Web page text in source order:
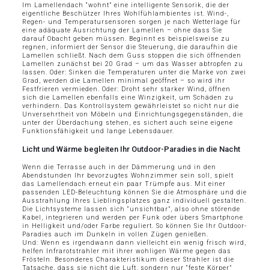
Im Lamellendach “wohnt” eine intelligente Sensorik, die der
eigentliche Beschützer Ihres Wohlfühlambientes ist. Wind-,
Regen- und Temperatursensoren sorgen je nach Wetterlage für
eine adäquate Ausrichtung der Lamellen – ohne dass Sie
darauf Obacht geben müssen. Beginnt es beispielsweise zu
regnen, informiert der Sensor die Steuerung, die daraufhin die
Lamellen schließt. Nach dem Guss stoppen die sich öffnenden
Lamellen zunächst bei 20 Grad – um das Wasser abtropfen zu
lassen. Oder: Sinken die Temperaturen unter die Marke von zwei
Grad, werden die Lamellen minimal geöffnet – so wird ihr
Festfrieren vermieden. Oder: Droht sehr starker Wind, öffnen
sich die Lamellen ebenfalls eine Winzigkeit, um Schäden zu
verhindern. Das Kontrollsystem gewährleistet so nicht nur die
Unversehrtheit von Möbeln und Einrichtungsgegenständen, die
unter der Überdachung stehen, es sichert auch seine eigene
Funktionsfähigkeit und lange Lebensdauer.
Licht und Wärme begleiten Ihr Outdoor-Paradies in die Nacht
Wenn die Terrasse auch in der Dämmerung und in den
Abendstunden Ihr bevorzugtes Wohnzimmer sein soll, spielt
das Lamellendach erneut ein paar Trümpfe aus. Mit einer
passenden LED-Beleuchtung können Sie die Atmosphäre und die
Ausstrahlung Ihres Lieblingsplatzes ganz individuell gestalten.
Die Lichtsysteme lassen sich “unsichtbar”, also ohne störende
Kabel, integrieren und werden per Funk oder übers Smartphone
in Helligkeit und/oder Farbe reguliert. So können Sie Ihr Outdoor-
Paradies auch im Dunkeln in vollen Zügen genießen.
Und: Wenn es irgendwann dann vielleicht ein wenig frisch wird,
helfen Infrarotstrahler mit ihrer wohligen Wärme gegen das
Frösteln. Besonderes Charakteristikum dieser Strahler ist die
Tatsache, dass sie nicht die Luft, sondern nur “feste Körper”